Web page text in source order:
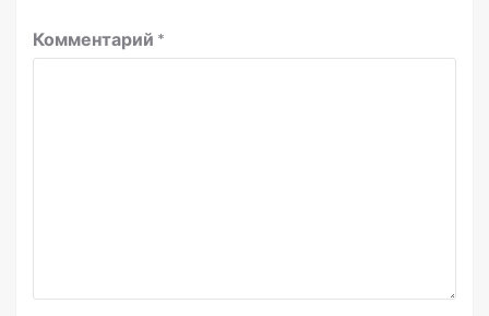
Комментарий *